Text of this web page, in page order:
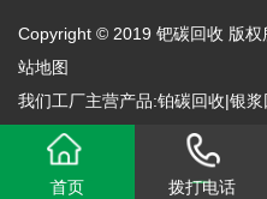
Copyright © 2019 钯碳回收 版权
站地图
我们工厂主营产品:铂碳回收|银
收|硝酸铑回收|氧化钯回收|氯化
回收等，期待与您合作,我们真诚
首页
拨打电话